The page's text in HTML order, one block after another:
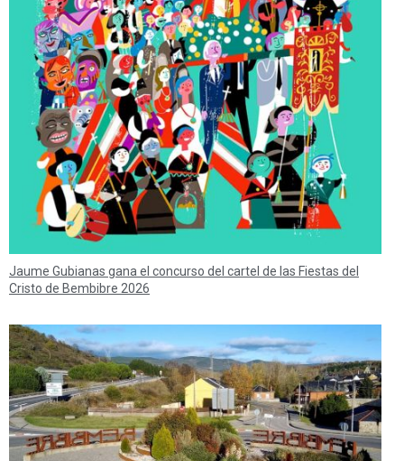
Jaume Gubianas gana el concurso del cartel de las Fiestas del
Cristo de Bembibre 2026